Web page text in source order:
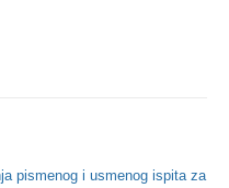
pismenog i usmenog ispita za